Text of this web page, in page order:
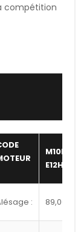
compétition
M10B20
E12HEAD
: 89,00